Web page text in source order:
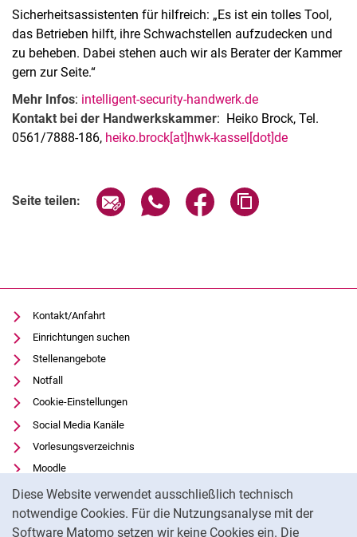
Diese Website verwendet ausschließlich technisch
notwendige Cookies. Für die Nutzungsanalyse mit der
Software Matomo setzen wir keine Cookies ein. Die
Sicherheitsassistenten für hilfreich: „Es ist ein tolles Tool,
das Betrieben hilft, ihre Schwachstellen aufzudecken und
zu beheben. Dabei stehen auch wir als Berater der Kammer
gern zur Seite.“
Mehr Infos: intelligent-security-handwerk.de
Kontakt bei der Handwerkskammer: Heiko Brock, Tel.
0561/7888-186, heiko.brock[at]hwk-kassel[dot]de
Seite teilen: Seite über E-Mail teilen
Seite über WhatsApp teilen
Seite über Facebook
Kontakt/Anfahrt
Einrichtungen suchen
Stellenangebote
Notfall
Cookie-Einstellungen
Social Media Kanäle
Vorlesungsverzeichnis
Moodle
Panopto
Universitätsbibliothek
Datenschutz